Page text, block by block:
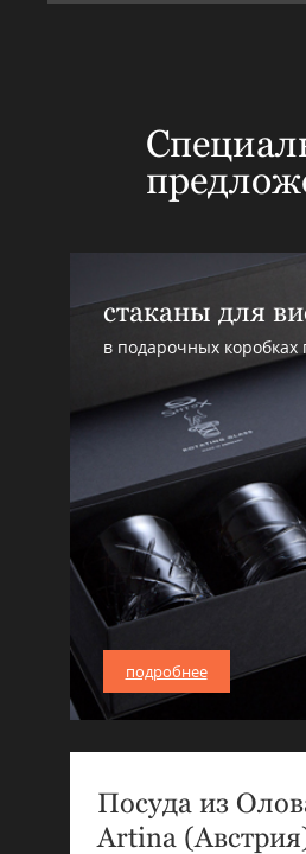
стаканы для
в подарочных коробках
подробнее
Посуда из
Artina